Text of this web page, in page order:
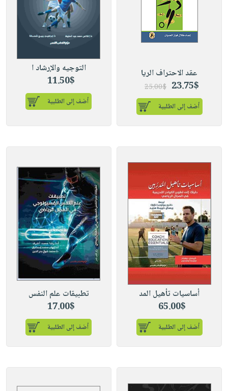
عقد الاحتراف الريا
23.75$
25.00$
أضف إلى الطلبية
التوجيه والإرشاد ا
11.50$
أضف إلى الطلبية
أساسيات تأهيل المد
65.00$
أضف إلى الطلبية
تطبيقات علم النفس
17.00$
أضف إلى الطلبية